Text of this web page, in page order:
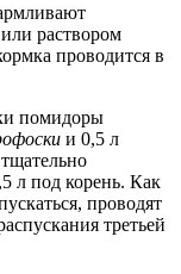
раствором
проводится в
помидоры
и 0,5 л
л под корень. Как
проводят
третьей